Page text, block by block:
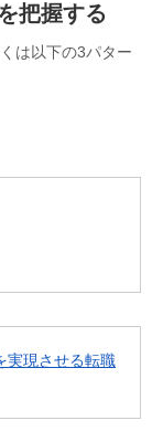
把握する
は以下の3パター
実現させる転職